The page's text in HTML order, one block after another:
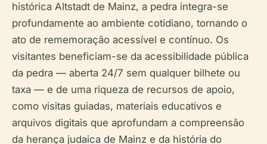
histórica Altstadt de Mainz, a pedra integra-se
profundamente ao ambiente cotidiano, tornando o
ato de rememoração acessível e contínuo. Os
visitantes beneficiam-se da acessibilidade pública
da pedra — aberta 24/7 sem qualquer bilhete ou
taxa — e de uma riqueza de recursos de apoio,
como visitas guiadas, materiais educativos e
arquivos digitais que aprofundam a compreensão
da herança judaica de Mainz e da história do